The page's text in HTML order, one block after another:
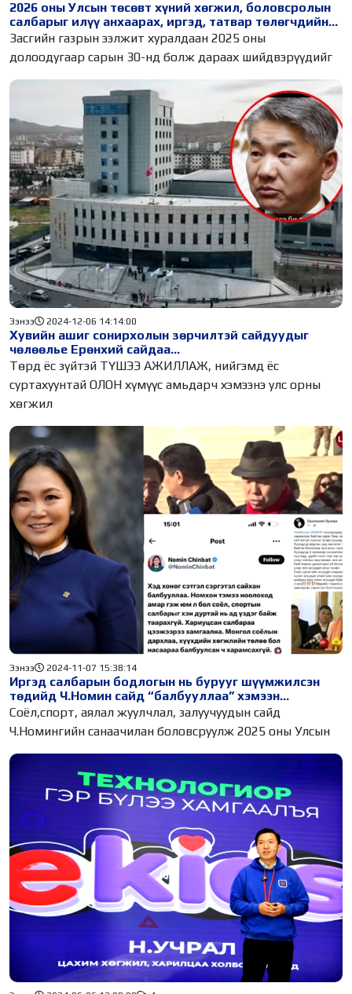
2026 оны Улсын төсөвт хүний хөгжил, боловсролын
салбарыг илүү анхаарах, иргэд, татвар төлөгчдийн
саналыг тусгахыг үүрэг болгов
Засгийн газрын ээлжит хуралдаан 2025 оны
долоодугаар сарын 30-нд болж дараах шийдвэрүүдийг
Хувийн ашиг сонирхолын зөрчилтэй сайдуудыг
чөлөөлье Ерөнхий сайдаа...
Ээнээ 2024-12-06 14:14:00
Төрд ёс зүйтэй ТҮШЭЭ АЖИЛЛАЖ, нийгэмд ёс
суртахуунтай ОЛОН хүмүүс амьдарч хэмээнэ улс орны
хөгжил
Иргэд салбарын бодлогын нь бурууг шүүмжилсэн
төдийд Ч.Номин сайд “балбууллаа” хэмээн
бухимдав
Ээнээ 2024-11-07 15:38:14
Соёл,спорт, аялал жуулчлал, залуучуудын сайд
Ч.Номингийн санаачилан боловсруулж 2025 оны Улсын